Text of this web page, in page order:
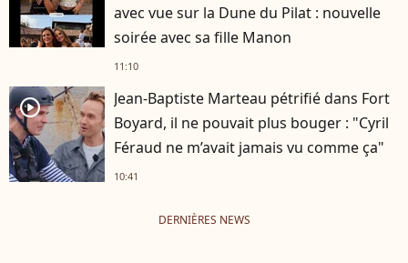
avec vue sur la Dune du Pilat : nouvelle
soirée avec sa fille Manon
11:10
player2
Jean-Baptiste Marteau pétrifié dans Fort
Boyard, il ne pouvait plus bouger : "Cyril
Féraud ne m’avait jamais vu comme ça"
10:41
DERNIÈRES NEWS